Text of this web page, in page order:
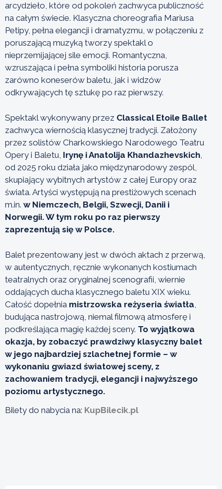
arcydzieło, które od pokoleń zachwyca publiczność
na całym świecie. Klasyczna choreografia Mariusa
Petipy, pełna elegancji i dramatyzmu, w połączeniu z
poruszającą muzyką tworzy spektakl o
nieprzemijającej sile emocji. Romantyczna,
wzruszająca i pełna symboliki historia porusza
zarówno koneserów baletu, jak i widzów
odkrywających tę sztukę po raz pierwszy.
Spektakl wykonywany przez Classical Etoile Ballet
zachwyca wiernością klasycznej tradycji. Założony
przez solistów Charkowskiego Narodowego Teatru
Opery i Baletu, Irynę i Anatolija Khandazhevskich
od 2025 roku działa jako międzynarodowy zespól,
skupiający wybitnych artystów z całej Europy oraz
świata. Artyści występują na prestiżowych scenach
m.in. w Niemczech, Belgii, Szwecji, Danii i
Norwegii. W tym roku po raz pierwszy
zaprezentują się w Polsce.
Balet prezentowany jest w dwóch aktach z przerwą,
w autentycznych, ręcznie wykonanych kostiumach
teatralnych oraz oryginalnej scenografii, wiernie
oddających ducha klasycznego baletu XIX wieku.
Całość dopełnia mistrzowska reżyseria światła
budująca nastrojową, niemal filmową atmosferę i
podkreślająca magię każdej sceny. To wyjątkowa
okazja, by zobaczyć prawdziwy klasyczny balet
w jego najbardziej szlachetnej formie – w
wykonaniu gwiazd światowej sceny, z
zachowaniem tradycji, elegancji i najwyższego
poziomu artystycznego.
Bilety do nabycia na: KupBilecik.pl